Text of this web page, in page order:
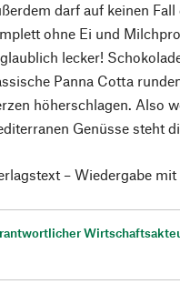
darf auf keinen
ohne Ei und
lecker!
Panna Cotta
höherschlagen. Also
Genüsse steht
– Wiedergabe